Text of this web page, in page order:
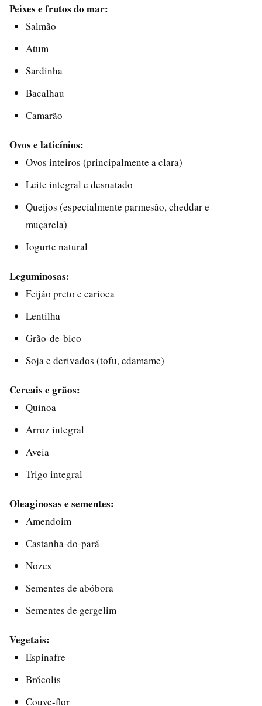
Peixes e frutos do mar:
Salmão
Atum
Sardinha
Bacalhau
Camarão
Ovos e laticínios:
Ovos inteiros (principalmente a clara)
Leite integral e desnatado
Queijos (especialmente parmesão, cheddar e
muçarela)
Iogurte natural
Leguminosas:
Feijão preto e carioca
Lentilha
Grão-de-bico
Soja e derivados (tofu, edamame)
Cereais e grãos:
Quinoa
Arroz integral
Aveia
Trigo integral
Oleaginosas e sementes:
Amendoim
Castanha-do-pará
Nozes
Sementes de abóbora
Sementes de gergelim
Vegetais:
Espinafre
Brócolis
Couve-flor